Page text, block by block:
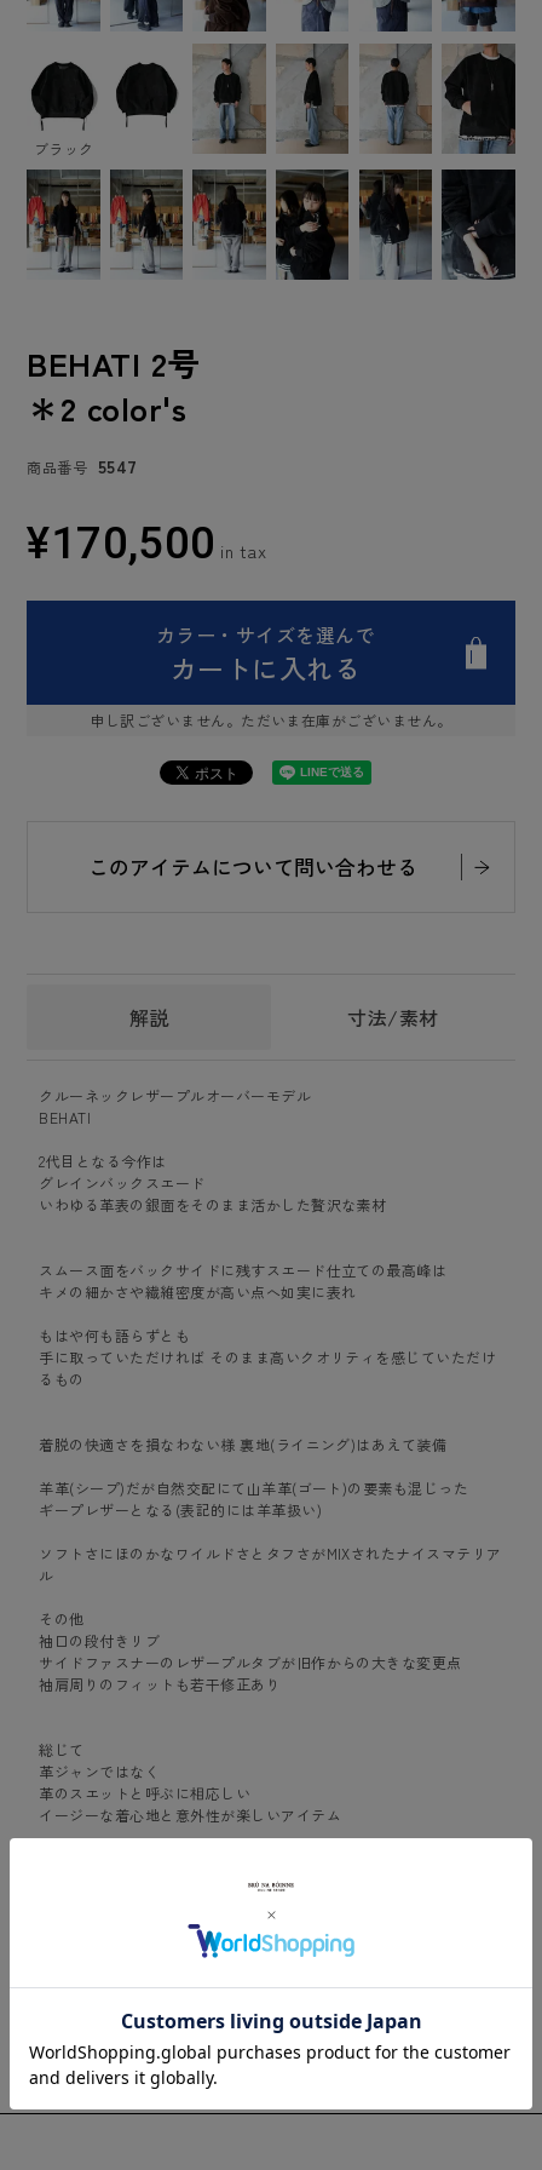
ブラック
BEHATI 2号
＊2 color's
商品番号 5547
¥170,500
カラー・サイズを選んで
カートに入れる
申し訳ございません。ただいま在庫がございません。
このアイテムについて問い合わせる
解説 寸法/素材
クルーネックレザープルオーバーモデル
BEHATI
2代目となる今作は
グレインバックスエード
いわゆる革表の銀面をそのまま活かした贅沢な素材
スムース面をバックサイドに残すスエード仕立ての最高峰は
キメの細かさや繊維密度が高い点へ如実に表れ
もはや何も語らずとも
手に取っていただければ そのまま高いクオリティを感じていただけ
るもの
着脱の快適さを損なわない様 裏地(ライニング)はあえて装備
羊革(シープ)だが自然交配にて山羊革(ゴート)の要素も混じった
ギープレザーとなる(表記的には羊革扱い)
ソフトさにほのかなワイルドさとタフさがMIXされたナイスマテリア
ル
その他
袖口の段付きリブ
サイドファスナーのレザープルタブが旧作からの大きな変更点
袖肩周りのフィットも若干修正あり
総じて
革ジャンではなく
革のスエットと呼ぶに相応しい
イージーな着心地と意外性が楽しいアイテム
スタッフ着用 Mサイズ(＊2色とも) 身長158cm